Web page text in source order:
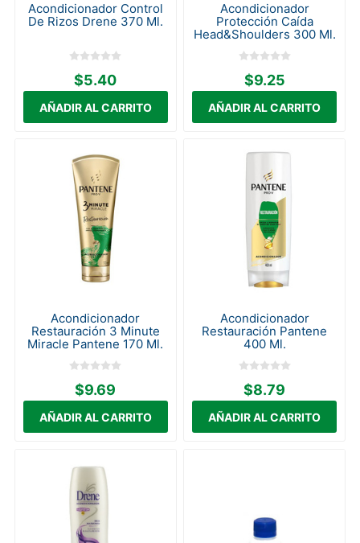
Acondicionador Control
De Rizos Drene 370 Ml.
$5.40
Acondicionador
Protección Caída
Head&Shoulders 300 Ml.
$9.25
Acondicionador
Restauración 3 Minute
Miracle Pantene 170 Ml.
$9.69
Acondicionador
Restauración Pantene
400 Ml.
$8.79